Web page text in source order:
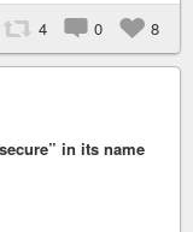
4 0 8
in its name